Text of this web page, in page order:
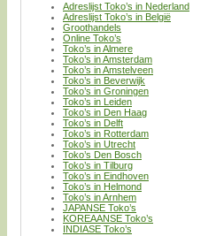
Adreslijst Toko’s in Nederland
Adreslijst Toko’s in België
Groothandels
Online Toko’s
Toko’s in Almere
Toko’s in Amsterdam
Toko’s in Amstelveen
Toko’s in Beverwijk
Toko’s in Groningen
Toko’s in Leiden
Toko’s in Den Haag
Toko’s in Delft
Toko’s in Rotterdam
Toko’s in Utrecht
Toko’s Den Bosch
Toko’s in Tilburg
Toko’s in Eindhoven
Toko’s in Helmond
Toko’s in Arnhem
JAPANSE Toko’s
KOREAANSE Toko’s
INDIASE Toko’s